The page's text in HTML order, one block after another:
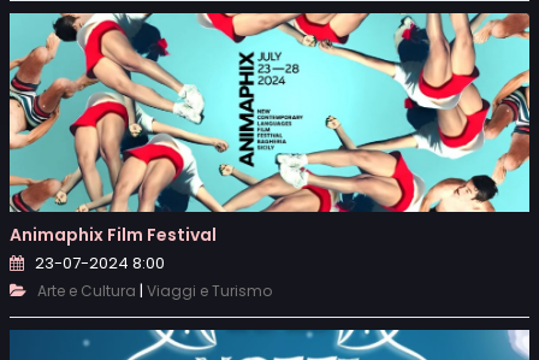
Animaphix Film Festival
23-07-2024 8:00
Arte e Cultura | Viaggi e Turismo